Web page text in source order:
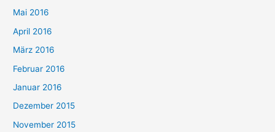
Mai 2016
April 2016
März 2016
Februar 2016
Januar 2016
Dezember 2015
November 2015